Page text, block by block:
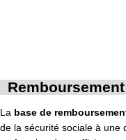
La base de
de la sécurité sociale à une